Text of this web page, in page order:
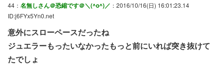
44： 名無しさん＠恐縮です＠＼(^o^)／ ：2016/10/16(日) 16:01:23.14
ID:j6FYx5Yn0.net
意外にスローペースだったね
ジュエラーもったいなかったもっと前にいれば突き抜けて
たでしょ